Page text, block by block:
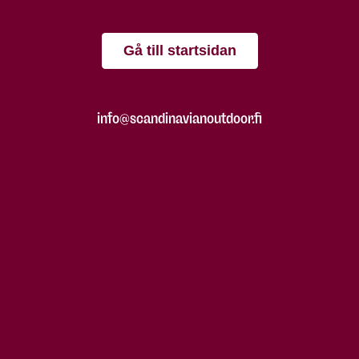
Gå till startsidan
info@scandinavianoutdoor.fi